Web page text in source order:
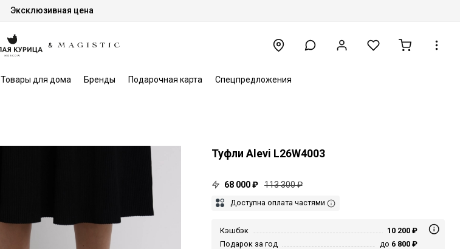
Эксклюзивная цена
Товары для дома Бренды Подарочная карта Спецпредложения
Туфли Alevi L26W4003
68 000 ₽ 113 300 ₽
Доступна оплата частями
Кэшбэк
10 200 ₽
Подарок за год
до 6 800 ₽